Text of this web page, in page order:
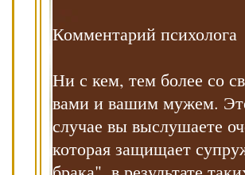
Комментарий психолога
Ни с кем, тем более со
вами и вашим мужем.
случае вы выслушаете
которая защищает